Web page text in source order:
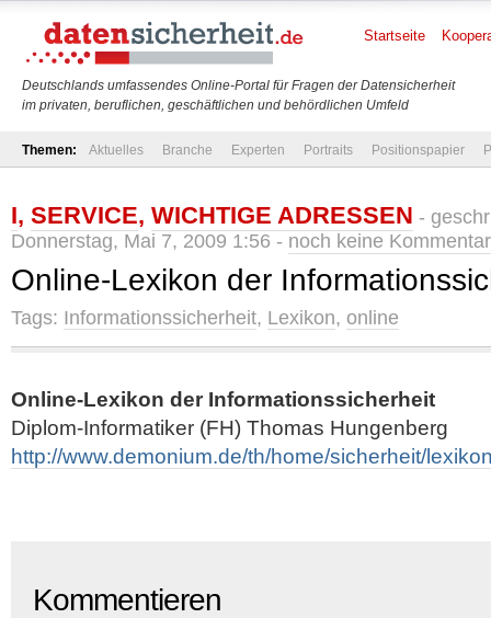
Deutschlands umfassendes Online-Portal für Fragen der Datensicherheit
im privaten, beruflichen, geschäftlichen und behördlichen Umfeld
Startseite
Themen: Aktuelles Branche Experten Portraits Positionspapier
I, SERVICE, WICHTIGE ADRESSEN -
Donnerstag, Mai 7, 2009 1:56 - noch keine
Online-Lexikon der
Tags: Informationssicherheit, Lexikon, online
Online-Lexikon der Informationssicherheit
Diplom-Informatiker (FH) Thomas Hungenberg
http://www.demonium.de/th/home/sicherheit/
Kommentieren